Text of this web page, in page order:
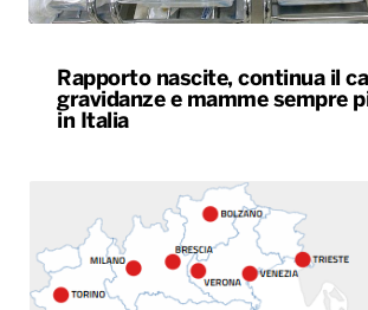
Rapporto nascite, continua il
gravidanze e mamme sempre
in Italia